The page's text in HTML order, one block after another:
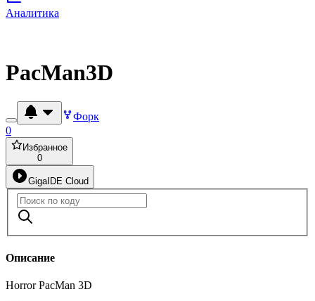
Аналитика
PacMan3D
Форк
0
Избранное
0
GigaIDE Cloud
Описание
Horror PacMan 3D